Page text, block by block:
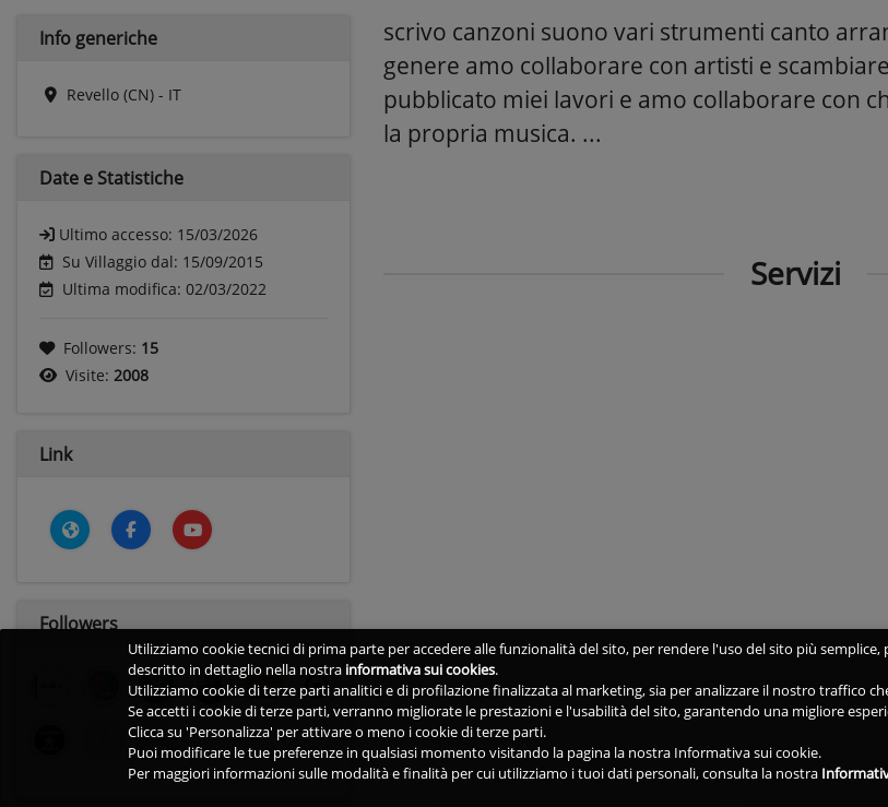
Info generiche
Revello (CN) - IT
Date e Statistiche
Ultimo accesso: 15/03/2026
Su Villaggio dal: 15/09/2015
Ultima modifica: 02/03/2022
Followers: 15
Visite: 2008
Link
Followers
scrivo canzoni suono vari strumenti canto
genere amo collaborare con artisti e
pubblicato miei lavori e amo collaborare con
la propria musica. ...
Servizi
Utilizziamo cookie tecnici di prima parte per accedere alle funzionalità del sito, per rendere l'uso del sito più
descritto in dettaglio nella nostra informativa sui cookies.
Utilizziamo cookie di terze parti analitici e di profilazione finalizzata al marketing, sia per analizzare il nostro traffico
Se accetti i cookie di terze parti, verranno migliorate le prestazioni e l'usabilità del sito, garantendo una migliore
Clicca su 'Personalizza' per attivare o meno i cookie di terze parti.
Puoi modificare le tue preferenze in qualsiasi momento visitando la pagina la nostra Informativa sui cookie.
Per maggiori informazioni sulle modalità e finalità per cui utilizziamo i tuoi dati personali, consulta la nostra